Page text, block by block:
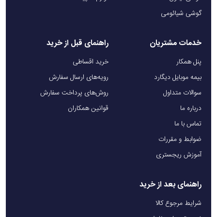
گوشی شیائومی
خدمات مشتریان
پنل همکار
بیمه موبایل دیگارد
سوالات متداول
درباره ما
تماس با ما
ضوابط و مقررات
آموزش ریجستری
راهنمای قبل از خرید
خرید اقساطی
رویه‌های ارسال سفارش
روش‌های پرداخت سفارش
قوانین همکاران
راهنمای بعد از خرید
شرایط مرجوع کالا